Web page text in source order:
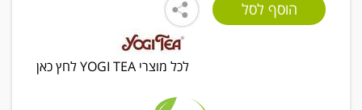
לכל מוצרי YOGI TEA לחץ כאן